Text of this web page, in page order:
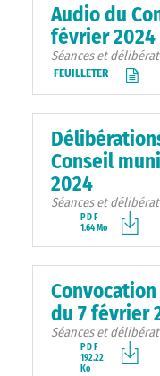
Audio du
février 2024
Séances et
FEUILLETER
Conseil
2024
Séances et
PDF
1.64 Mo
du 7 février
Séances et
PDF
192.22
Ko